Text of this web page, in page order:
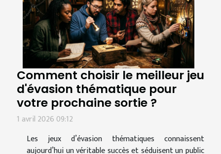
Comment choisir le meilleur jeu
d'évasion thématique pour
votre prochaine sortie ?
1 avril 2026 09:12
Les jeux d’évasion thématiques connaissent
aujourd’hui un véritable succès et séduisent un public